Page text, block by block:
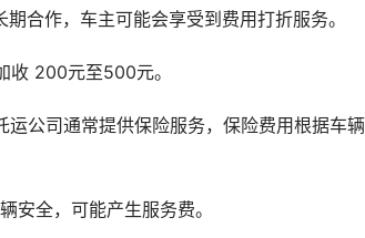
合作，车主可能会享受到费用打折服务。
收 200元至500元。
公司通常提供保险服务，保险费用根据车
安全，可能产生服务费。